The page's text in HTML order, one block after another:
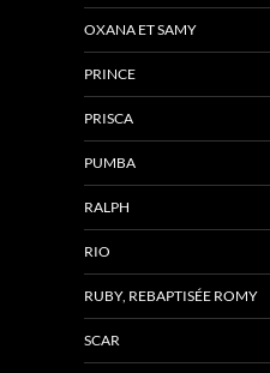
OXANA ET SAMY
PRINCE
PRISCA
PUMBA
RALPH
RIO
RUBY, REBAPTISÉE ROMY
SCAR